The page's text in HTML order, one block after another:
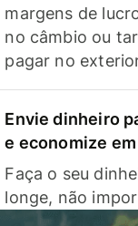
margens de
no câmbio ou
pagar no
Envie dinheiro
e economize
Faça o seu
longe, não